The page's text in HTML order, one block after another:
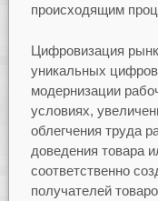
происходящим
Цифровизация
уникальных
модернизации
условиях,
облегчения труда
доведения товара
соответственно
получателей